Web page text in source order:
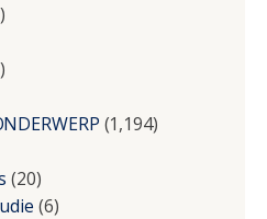
(1,194)
(20)
(6)